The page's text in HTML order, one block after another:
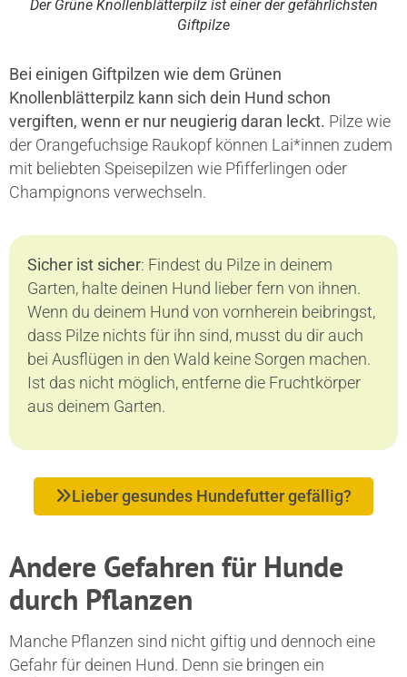
Der Grüne Knollenblätterpilz ist einer der gefährlichsten
Giftpilze
Bei einigen Giftpilzen wie dem Grünen
Knollenblätterpilz kann sich dein Hund schon
vergiften, wenn er nur neugierig daran leckt. Pilze wie
der Orangefuchsige Raukopf können Lai*innen zudem
mit beliebten Speisepilzen wie Pfifferlingen oder
Champignons verwechseln.
Sicher ist sicher: Findest du Pilze in deinem
Garten, halte deinen Hund lieber fern von ihnen.
Wenn du deinem Hund von vornherein beibringst,
dass Pilze nichts für ihn sind, musst du dir auch
bei Ausflügen in den Wald keine Sorgen machen.
Ist das nicht möglich, entferne die Fruchtkörper
aus deinem Garten.
Lieber gesundes Hundefutter gefällig?
Andere Gefahren für Hunde
durch Pflanzen
Manche Pflanzen sind nicht giftig und dennoch eine
Gefahr für deinen Hund. Denn sie bringen ein